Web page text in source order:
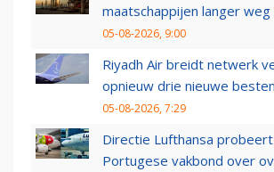
maatschappijen langer
05-08-2026, 9:00
Riyadh Air breidt netwerk
opnieuw drie nieuwe
05-08-2026, 7:29
Directie Lufthansa
Portugese vakbond over